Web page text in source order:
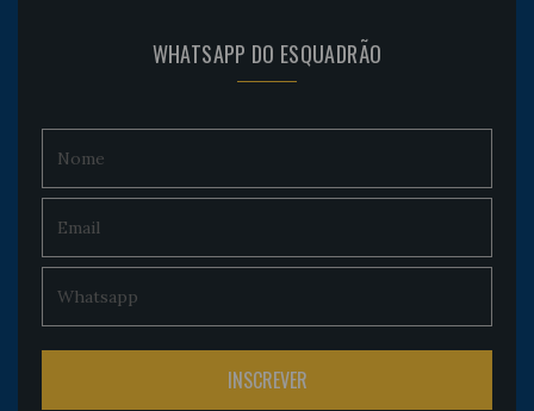
WHATSAPP DO ESQUADRÃO